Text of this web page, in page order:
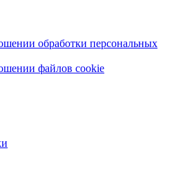
обработки персональных
файлов cookie